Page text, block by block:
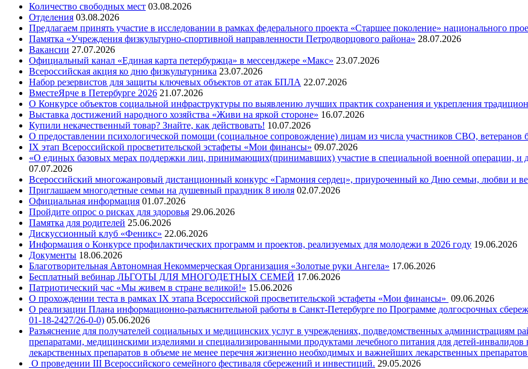
Количество свободных мест 03.08.2026
Отделения 03.08.2026
Предлагаем принять участие в исследовании в рамках федерального проекта «Старшее поколение» национального
Памятка «Учреждения физкультурно-спортивной направленности Петродворцового района» 28.07.2026
Вакансии 27.07.2026
Официальный канал «Единая карта петербуржца» в мессенджере «Макс» 23.07.2026
Всероссийская акция ко дню физкультурника 23.07.2026
Набор резервистов для защиты ключевых объектов от атак БПЛА 22.07.2026
ВместеЯрче в Петербурге 2026 21.07.2026
О Конкурсе объектов социальной инфраструктуры по выявлению лучших практик сохранения и укрепления
Выставка достижений народного хозяйства «Живи на яркой стороне» 16.07.2026
Купили некачественный товар? Знайте, как действовать! 10.07.2026
О предоставлении психологической помощи (социальное сопровождение) лицам из числа участников СВО, ветеранов
IX этап Всероссийской просветительской эстафеты «Мои финансы» 09.07.2026
«О единых базовых мерах поддержки лиц, принимающих(принимавших) участие в специальной военной операции, и
07.07.2026
Всероссийский многожанровый дистанционный конкурс «Гармония сердец», приуроченный ко Дню семьи, любви и
Приглашаем многодетные семьи на душевный праздник 8 июля 02.07.2026
Официальная информация 01.07.2026
Пройдите опрос о рисках для здоровья 29.06.2026
Памятка для родителей 25.06.2026
Дискуссионный клуб «Феникс» 22.06.2026
Информация о Конкурсе профилактических программ и проектов, реализуемых для молодежи в 2026 году 19.06.2026
Документы 18.06.2026
Благотворительная Автономная Некоммерческая Организация «Золотые руки Ангела» 17.06.2026
Бесплатный вебинар ЛЬГОТЫ ДЛЯ МНОГОДЕТНЫХ СЕМЕЙ 17.06.2026
Патриотический час «Мы живем в стране великой!» 15.06.2026
О прохождении теста в рамках IX этапа Всероссийской просветительской эстафеты «Мои финансы» 09.06.2026
О реализации Плана информационно-разъяснительной работы в Санкт-Петербурге по Программе долгосрочных
01-18-2427/26-0-0) 05.06.2026
Разъяснение для получателей социальных и медицинских услуг в учреждениях, подведомственных администрациям
препаратами, медицинскими изделиями и специализированными продуктами лечебного питания для детей-
лекарственных препаратов в объеме не менее перечня жизненно необходимых и важнейших лекарственных
О проведении III Всероссийского семейного фестиваля сбережений и инвестиций. 29.05.2026